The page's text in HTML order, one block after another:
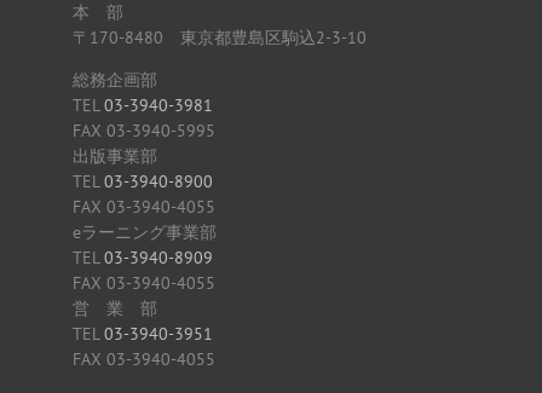
本 部
〒170-8480 東京都豊島区駒込2-3-10
総務企画部
TEL03-3940-3981
FAX 03-3940-5995
出版事業部
TEL03-3940-8900
FAX 03-3940-4055
eラーニング事業部
TEL03-3940-8909
FAX 03-3940-4055
営 業 部
TEL03-3940-3951
FAX 03-3940-4055